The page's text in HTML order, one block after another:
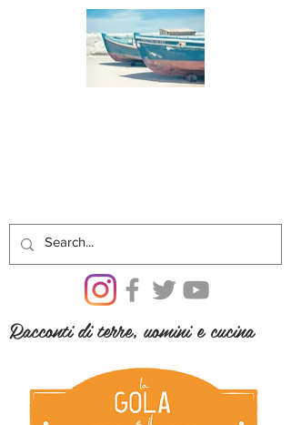
Racconti di terre, uomini e cucina